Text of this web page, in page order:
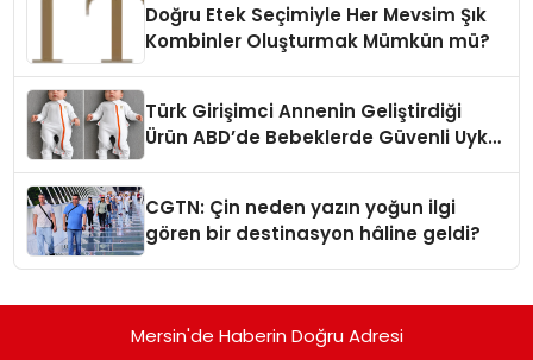
Doğru Etek Seçimiyle Her Mevsim Şık
Kombinler Oluşturmak Mümkün mü?
Türk Girişimci Annenin Geliştirdiği
Ürün ABD’de Bebeklerde Güvenli Uyku
CGTN: Çin neden yazın yoğun ilgi
gören bir destinasyon hâline geldi?
Mersin'de Haberin Doğru Adresi